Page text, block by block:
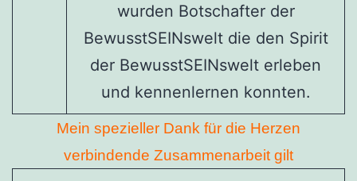
wurden Botschafter der
BewusstSEINswelt die den Spirit
der BewusstSEINswelt erleben
und kennenlernen konnten.
Mein spezieller Dank für die Herzen
verbindende Zusammenarbeit gilt